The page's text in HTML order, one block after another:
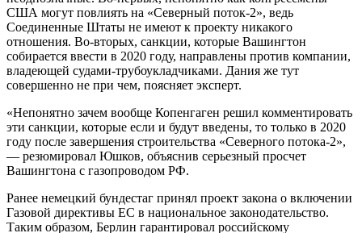
США могут повлиять на «Северный поток-2», ведь
Соединенные Штаты не имеют к проекту никакого
отношения. Во-вторых, санкции, которые Вашингтон
собирается ввести в 2020 году, направлены против компании,
владеющей судами-трубоукладчиками. Дания же тут
совершенно не при чем, поясняет эксперт.
«Непонятно зачем вообще Копенгаген решил комментировать
эти санкции, которые если и будут введены, то только в 2020
году после завершения строительства «Северного потока-2»,
— резюмировал Юшков, объяснив серьезный просчет
Вашингтона с газопроводом РФ.
Ранее немецкий бундестаг принял проект закона о включении
Газовой директивы ЕС в национальное законодательство.
Таким образом, Берлин гарантировал российскому